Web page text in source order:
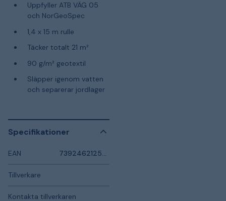
Uppfyller ATB VÄG 05
och NorGeoSpec
1,4 x 15 m rulle
Täcker totalt 21 m²
90 g/m² geotextil
Släpper igenom vatten
och separerar jordlager
Specifikationer
EAN 7392462125722
Tillverkare
Kontakta tillverkaren